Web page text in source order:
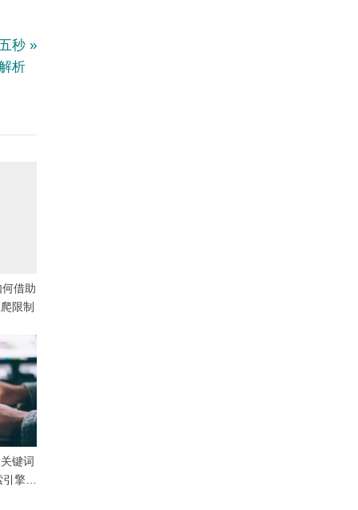
秒
析
借助
限制
键词
擎排